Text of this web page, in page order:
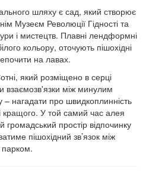
шляху є сад, який створює
Музеєм Революції Гідності та
і мистецтв. Плавні лендформні
кольору, оточують пішохідні
на лавах.
який розміщено в серці
взаємозв'язки між минулим
нагадати про швидкоплинність
кращого. У той самий час алея
простір відпочинку
пішохідний зв’язок між